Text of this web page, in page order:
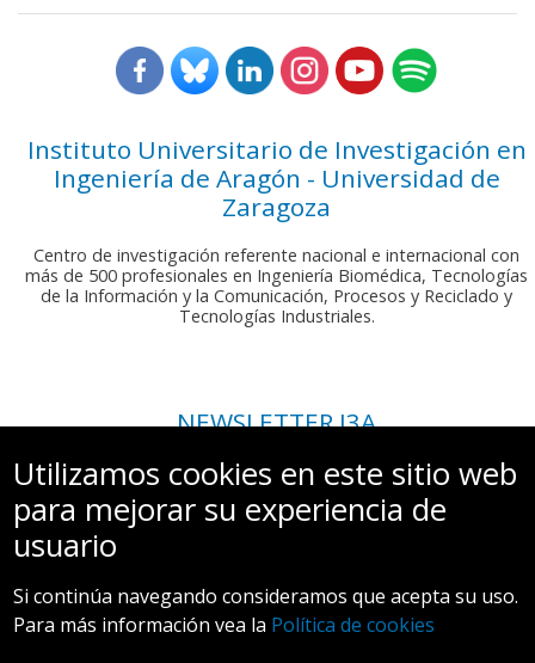
Instituto Universitario de Investigación en
Ingeniería de Aragón - Universidad de
Zaragoza
Centro de investigación referente nacional e internacional con
más de 500 profesionales en Ingeniería Biomédica, Tecnologías
de la Información y la Comunicación, Procesos y Reciclado y
Tecnologías Industriales.
NEWSLETTER I3A
Si deseas recibir nuestro boletín mensual, envíanos un correo a:
comunicacion.i3a@unizar.es
Utilizamos cookies en este sitio web
para mejorar su experiencia de
usuario
Si continúa navegando consideramos que acepta su uso.
Para más información vea la Política de cookies